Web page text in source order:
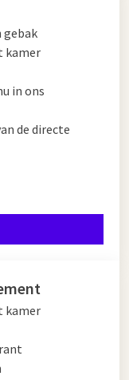
gebak
kamer
in ons
de directe
kamer